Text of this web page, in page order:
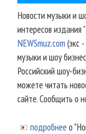
Новости музыки и
интересов издания
NEWSmuz.com(экс
музыки и шоу
Российский шоу-
можете читать
сайте. Сообщить о
подробнее о